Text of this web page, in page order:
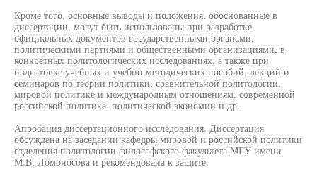
Кроме того, основные выводы и положения, обоснованные в
диссертации, могут быть использованы при разработке
официальных документов государственными органами,
политическими партиями и общественными организациями, в
конкретных политологических исследованиях, а также при
подготовке учебных и учебно-методических пособий, лекций и
семинаров по теории политики, сравнительной политологии,
мировой политике и международным отношениям, современной
российской политике, политической экономии и др.
Апробация диссертационного исследования. Диссертация
обсуждена на заседании кафедры мировой и российской политики
отделения политологии философского факультета МГУ имени
М.В. Ломоносова и рекомендована к защите.